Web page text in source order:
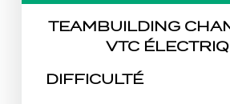
TEAMBUILDING
VTC
DIFFICULTÉ